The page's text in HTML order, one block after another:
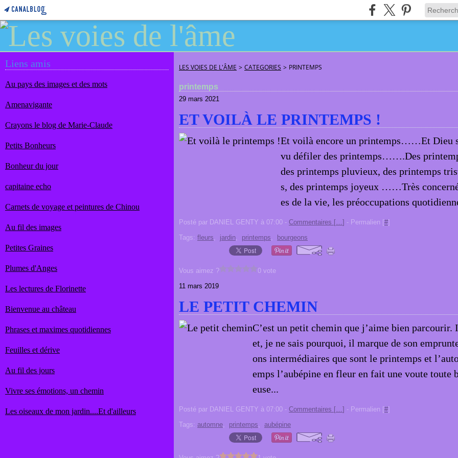
Liens amis
Au pays des images et des mots
Amenavigante
Crayons le blog de Marie-Claude
Petits Bonheurs
Bonheur du jour
capitaine echo
Carnets de voyage et peintures de Chinou
Au fil des images
Petites Graines
Plumes d'Anges
Les lectures de Florinette
Bienvenue au château
Phrases et maximes quotidiennes
Feuilles et dérive
Au fil des jours
Vivre ses émotions, un chemin
Les oiseaux de mon jardin....Et d'ailleurs
LES VOIES DE L'ÂME > CATEGORIES > PRINTEMPS
printemps
29 mars 2021
ET VOILÀ LE PRINTEMPS !
Et voilà encore un printemps……Et Dieu
vu défiler des printemps…….Des
des printemps pluvieux, des printemps
s, des printemps joyeux ……Très
es de la vie, les préoccupations
Posté par DANIEL GENTY à 07:00 - Commentaires […] - Permalien [#]
Tags: fleurs, jardin, printemps, bourgeons
Vous aimez ?
0 vote
11 mars 2019
LE PETIT CHEMIN
C’est un petit chemin que j’aime bien parcourir.
et, je ne sais pourquoi, il marque de son
ons intermédiaires que sont le printemps et
emps l’aubépine en fleur en fait une voute toute
euse...
Posté par DANIEL GENTY à 07:00 - Commentaires […] - Permalien [#]
Tags: automne, printemps, aubépine